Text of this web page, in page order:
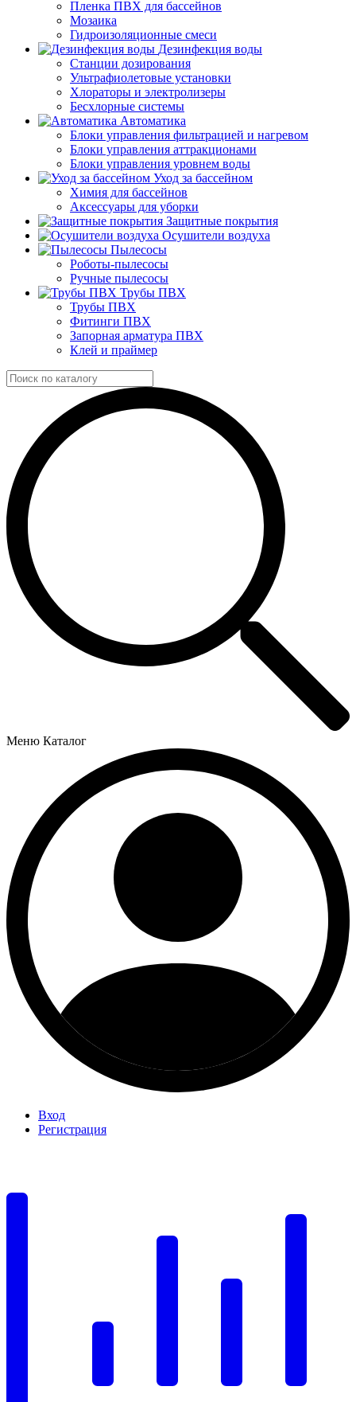
Пленка ПВХ для бассейнов
Мозаика
Гидроизоляционные смеси
Дезинфекция воды
Станции дозирования
Ультрафиолетовые установки
Хлораторы и электролизеры
Бесхлорные системы
Автоматика
Блоки управления фильтрацией и нагревом
Блоки управления аттракционами
Блоки управления уровнем воды
Уход за бассейном
Химия для бассейнов
Аксессуары для уборки
Защитные покрытия
Осушители воздуха
Пылесосы
Роботы-пылесосы
Ручные пылесосы
Трубы ПВХ
Трубы ПВХ
Фитинги ПВХ
Запорная арматура ПВХ
Клей и праймер
Меню Каталог
Вход
Регистрация